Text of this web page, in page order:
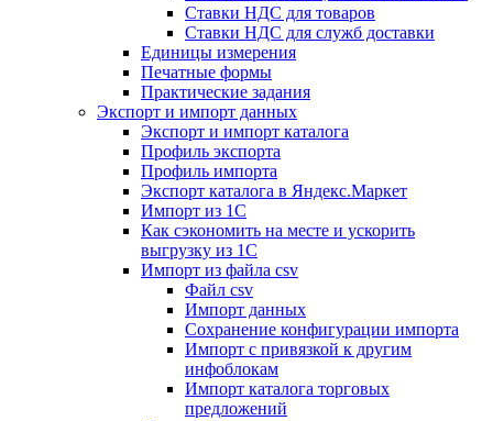
Ставки НДС для товаров
Ставки НДС для служб доставки
Единицы измерения
Печатные формы
Практические задания
Экспорт и импорт данных
Экспорт и импорт каталога
Профиль экспорта
Профиль импорта
Экспорт каталога в Яндекс.Маркет
Импорт из 1С
Как сэкономить на месте и ускорить
выгрузку из 1С
Импорт из файла csv
Файл csv
Импорт данных
Сохранение конфигурации импорта
Импорт с привязкой к другим
инфоблокам
Импорт каталога торговых
предложений